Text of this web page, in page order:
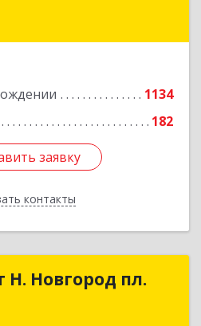
1134
182
заявку
контакты
обл, г.о. город Нижний
Подробнее
заявку
Назад
Н. Новгород пл.
Н. Новгород пл.